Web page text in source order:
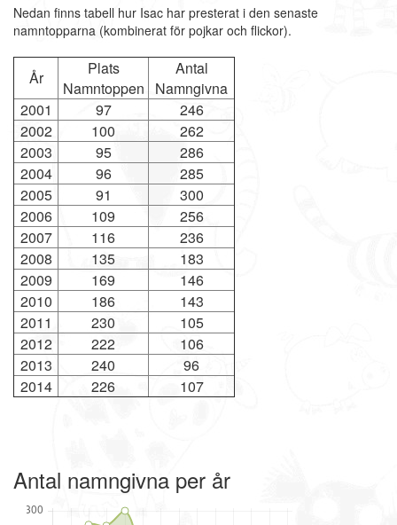
Nedan finns tabell hur Isac har presterat i den senaste
namntopparna (kombinerat för pojkar och flickor).
År
Plats
Namntoppen
Antal
Namngivna
2001
97
246
2002
100
262
2003
95
286
2004
96
285
2005
91
300
2006
109
256
2007
116
236
2008
135
183
2009
169
146
2010
186
143
2011
230
105
2012
222
106
2013
240
96
2014
226 107
Antal namngivna per år